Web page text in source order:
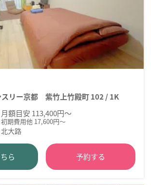
スリー京都 紫竹上竹殿町 102 / 1K
月額目安 113,400円～
初期費用他 17,600円～
北大路
ら 予約する